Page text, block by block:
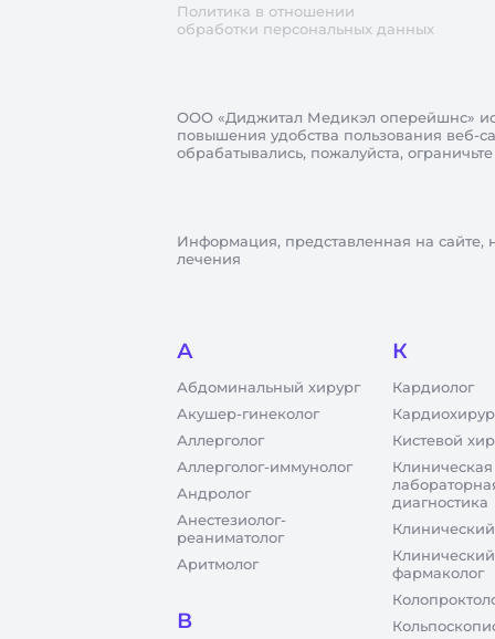
Политика в отношении
обработки персональных данных
ООО «Диджитал Медикэл оперейшнс»
повышения удобства пользования веб-
обрабатывались, пожалуйста,
Информация, представленная на сайте,
лечения
А
Абдоминальный хирург
Акушер-гинеколог
Аллерголог
Аллерголог-иммунолог
Андролог
Анестезиолог-
реаниматолог
Аритмолог
В
К
Кардиолог
Кистевой
Клиническая
диагностика
Клинический
фармаколог